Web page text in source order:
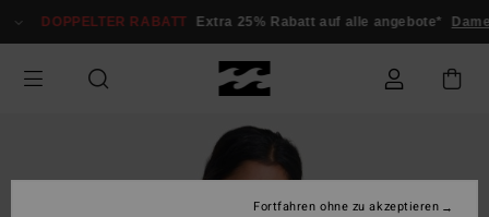
zur
springen
DOPPELTER RABATT Extra 25% Rabatt auf alle angebote* Damen
Fortfahren ohne zu akzeptieren